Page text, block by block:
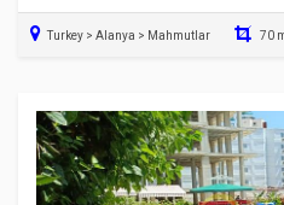
Turkey > Alanya > Mahmutlar 70